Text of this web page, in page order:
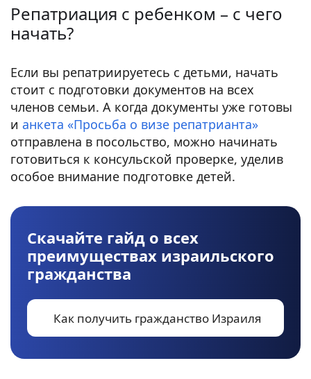
Репатриация с ребенком – с чего
начать?
Если вы репатриируетесь с детьми, начать
стоит с подготовки документов на всех
членов семьи. А когда документы уже готовы
и анкета «Просьба о визе репатрианта»
отправлена в посольство, можно начинать
готовиться к консульской проверке, уделив
особое внимание подготовке детей.
Скачайте гайд о всех
преимуществах израильского
гражданства
Как получить гражданство Израиля